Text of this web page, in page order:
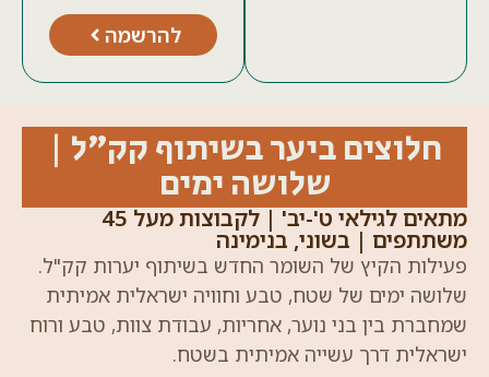
להרשמה
חלוצים ביער בשיתוף קק״ל |
שלושה ימים
מתאים לגילאי ט'-יב' | לקבוצות מעל 45
| בשוני, בנימינה
הקיץ של השומר החדש בשיתוף יערות קק"ל.
ימים של שטח, טבע וחוויה ישראלית אמיתית
בין בני נוער, אחריות, עבודת צוות, טבע ורוח
דרך עשייה אמיתית בשטח.